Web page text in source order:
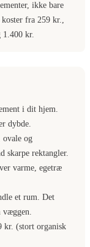
ikke bare
fra 259 kr.,
1.400 kr.
i dit hjem.
dybde.
ovale og
skarpe rektangler.
varme, egetræ
et rum. Det
væggen.
kr. (stort organisk